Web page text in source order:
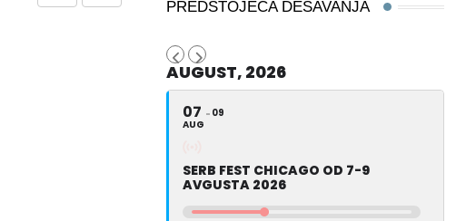
PREDSTOJEĆA DEŠAVANJA
AUGUST, 2026
07
AUG
09
SERB FEST CHICAGO OD 7-9
AVGUSTA 2026